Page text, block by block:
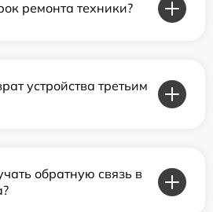
ремонта техники?
устройства третьим
обратную связь в